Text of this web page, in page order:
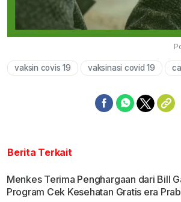
vaksin covis 19 vaksinasi covid 19
Berita Terkait
Menkes Terima Penghargaan dari Bill
Program Cek Kesehatan Gratis era